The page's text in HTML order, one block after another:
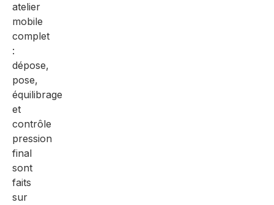
atelier
mobile
complet
:
dépose,
pose,
équilibrage
et
contrôle
pression
final
sont
faits
sur